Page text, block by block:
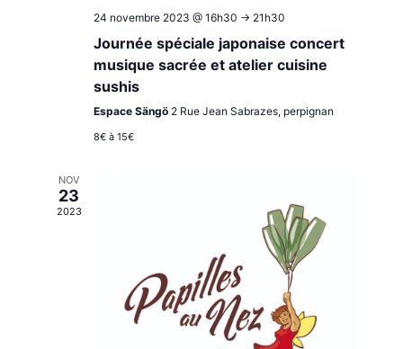
24 novembre 2023 @ 16h30 -> 21h30
Journée spéciale japonaise concert
musique sacrée et atelier cuisine
sushis
Espace Sängö 2 Rue Jean Sabrazes, perpignan
8€ à 15€
NOV
23
2023